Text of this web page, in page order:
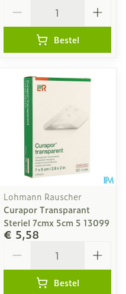
Bestel
Lohmann Rauscher
Curapor Transparant
Steriel 7cmx 5cm 5 13099
€ 5,58
Bestel